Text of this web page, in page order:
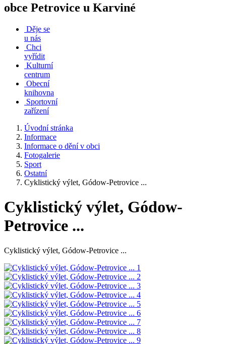
obce Petrovice u Karviné
Děje se
u nás
Chci
vyřídit
Kulturní
centrum
Obecní
knihovna
Sportovní
zařízení
Úvodní stránka
Informace
Informace o dění v obci
Fotogalerie
Sport
Ostatní
Cyklistický výlet, Gódow-Petrovice ...
Cyklistický výlet, Gódow-
Petrovice ...
Cyklistický výlet, Gódow-Petrovice ...